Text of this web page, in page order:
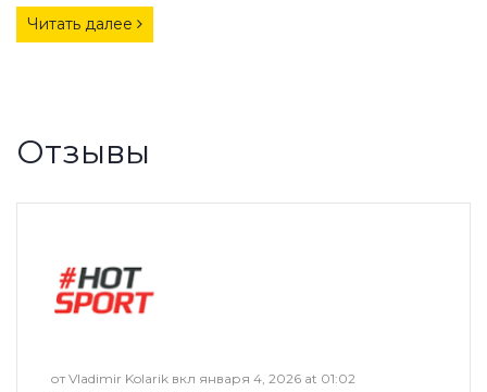
Читать далее
Отзывы
от Vladimir Kolarik вкл января 4, 2026 at 01:02